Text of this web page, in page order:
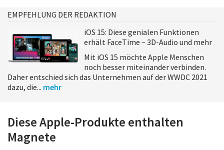
EMPFEHLUNG DER REDAKTION
iOS 15: Diese genialen Funktionen
erhält FaceTime – 3D-Audio und mehr
Mit iOS 15 möchte Apple Menschen
noch besser miteinander verbinden.
Daher entschied sich das Unternehmen auf der WWDC 2021
dazu, die... mehr
Diese Apple-Produkte enthalten
Magnete